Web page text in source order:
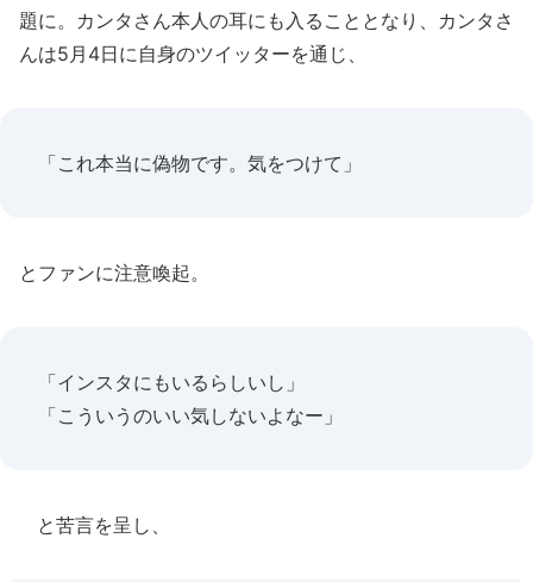
題に。カンタさん本人の耳にも入ることとなり、カンタさ
んは5月4日に自身のツイッターを通じ、
「これ本当に偽物です。気をつけて」
とファンに注意喚起。
「インスタにもいるらしいし」
「こういうのいい気しないよなー」
と苦言を呈し、